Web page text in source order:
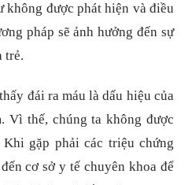
không được phát hiện và điều
pháp sẽ ảnh hưởng đến sự
trẻ.
đái ra máu là dấu hiệu của
Vì thế, chúng ta không được
gặp phải các triệu chứng
cơ sở y tế chuyên khoa để